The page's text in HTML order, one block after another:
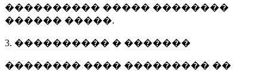
���������� ����� ��������
������ �����.
3. ���������� � �������
�������� ���� ��������� ��